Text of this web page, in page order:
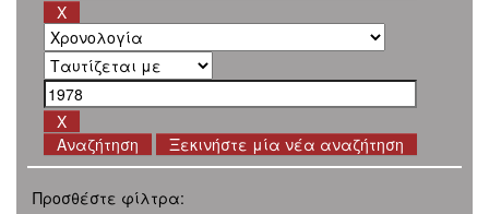
Ξεκινήστε μία νέα αναζήτηση
Προσθέστε φίλτρα: